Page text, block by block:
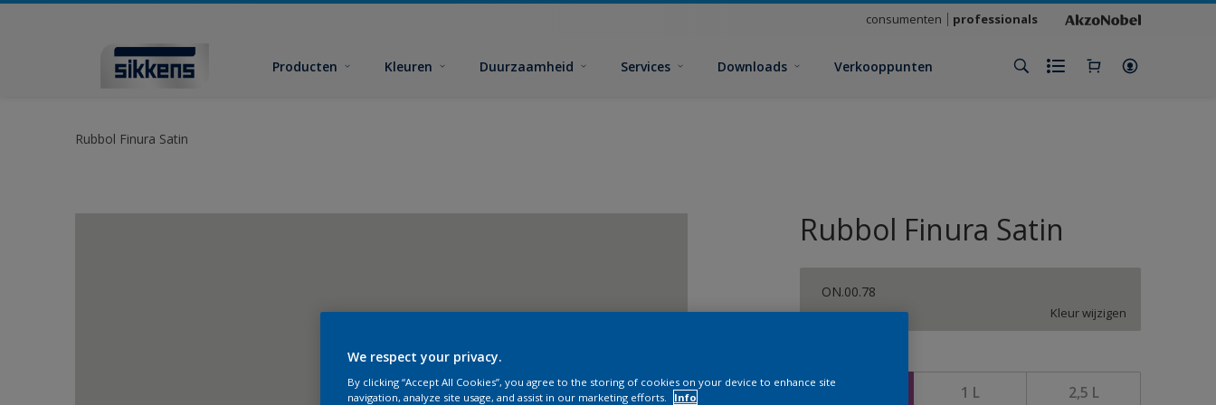
consumenten professionals
Producten Kleuren Duurzaamheid Services Downloads Verkooppunten
Rubbol Finura Satin
Rubbol Finura Satin
ON.00.78
Kleur wijzigen
500 ML 1 L 2,5 L
We respect your privacy.
By clicking “Accept All Cookies”, you agree to the storing of cookies on your device to enhance site
navigation, analyze site usage, and assist in our marketing efforts.
Info